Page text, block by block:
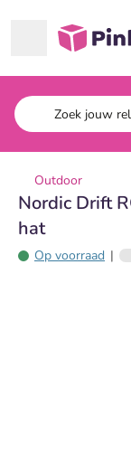
Pinkcube
Outdoor
Nordic Drift
hat
Op voorraad |